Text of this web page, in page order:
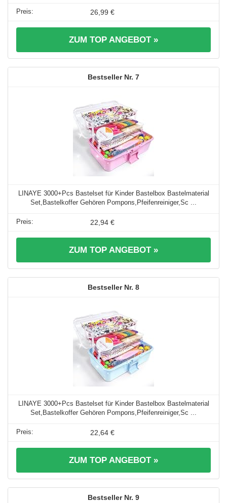
26,99 €
ZUM TOP ANGEBOT »
7
LINAYE 3000+Pcs Bastelset für Kinder Bastelbox Bastelmaterial
Set,Bastelkoffer Gehören Pompons,Pfeifenreiniger,Sc ...
22,94 €
ZUM TOP ANGEBOT »
8
LINAYE 3000+Pcs Bastelset für Kinder Bastelbox Bastelmaterial
Set,Bastelkoffer Gehören Pompons,Pfeifenreiniger,Sc ...
22,64 €
ZUM TOP ANGEBOT »
9